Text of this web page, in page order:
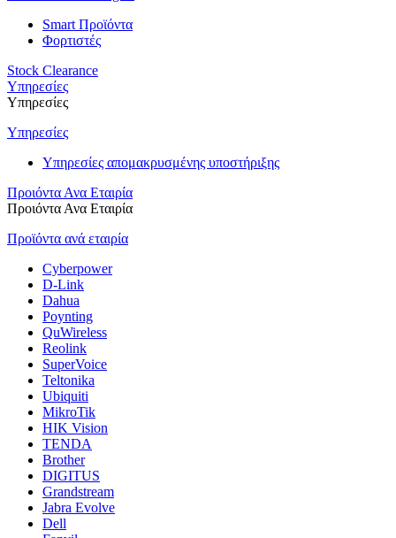
Smart Προϊόντα
Φορτιστές
Stock Clearance
Υπηρεσίες
Υπηρεσίες
Υπηρεσίες
Υπηρεσίες απομακρυσμένης υποστήριξης
Προιόντα Ανα Εταιρία
Προιόντα Ανα Εταιρία
Προϊόντα ανά εταιρία
Cyberpower
D-Link
Dahua
Poynting
QuWireless
Reolink
SuperVoice
Teltonika
Ubiquiti
MikroTik
HIK Vision
TENDA
Brother
DIGITUS
Grandstream
Jabra Evolve
Dell